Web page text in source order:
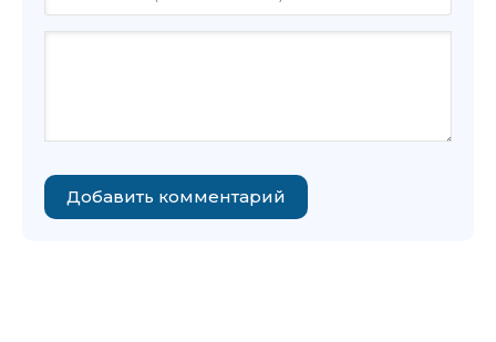
Добавить комментарий